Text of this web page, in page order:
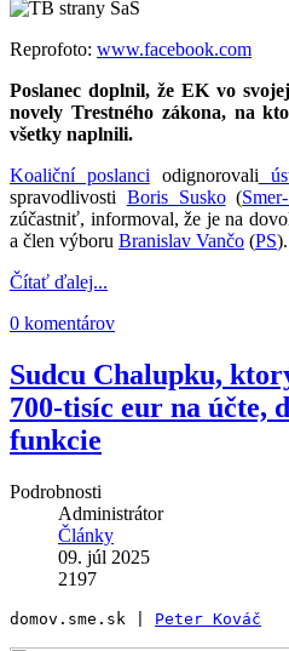
Reprofoto: www.facebook.com
Poslanec doplnil, že EK vo
novely Trestného zákona, na
všetky naplnili.
Koaliční poslanci odignorovali
spravodlivosti Boris Susko(
zúčastniť, informoval, že je na
a člen výboru Branislav Vančo (PS).
Čítať ďalej...
0 komentárov
Sudcu Chalupku,
700-tisíc eur na účte,
funkcie
Podrobnosti
Administrátor
Články
09. júl 2025
2197
domov.sme.sk | Peter Kováč